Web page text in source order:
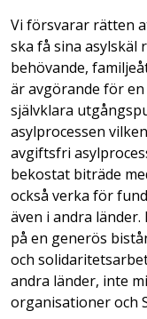
Vi försvarar rätten
ska få sina asylskäl
behövande,
är avgörande för
självklara
asylprocessen
avgiftsfri
bekostat biträde
också verka för
även i andra
på en generös
och
andra länder, inte
organisationer och